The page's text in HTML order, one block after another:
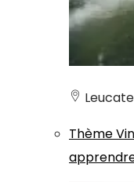
Leucate
Thème